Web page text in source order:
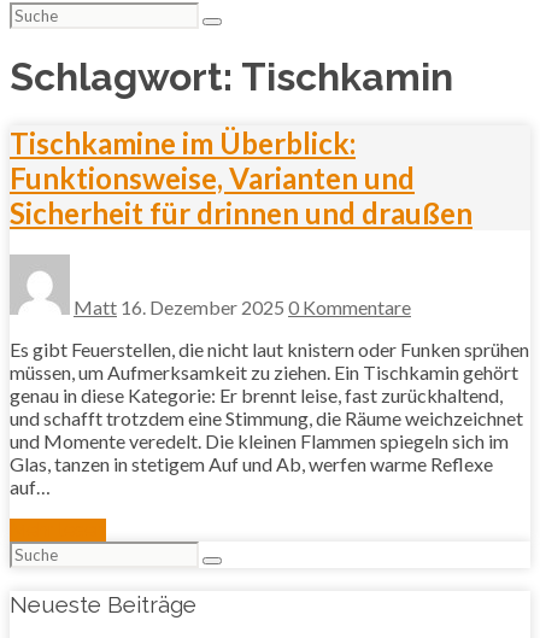
Suchen
nach:
Schlagwort: Tischkamin
Tischkamine im Überblick:
Funktionsweise, Varianten und
Sicherheit für drinnen und draußen
Matt 16. Dezember 2025 0 Kommentare
Es gibt Feuerstellen, die nicht laut knistern oder Funken sprühen
müssen, um Aufmerksamkeit zu ziehen. Ein Tischkamin gehört
genau in diese Kategorie: Er brennt leise, fast zurückhaltend,
und schafft trotzdem eine Stimmung, die Räume weichzeichnet
und Momente veredelt. Die kleinen Flammen spiegeln sich im
Glas, tanzen in stetigem Auf und Ab, werfen warme Reflexe
auf…
Suchen
nach:
Neueste Beiträge